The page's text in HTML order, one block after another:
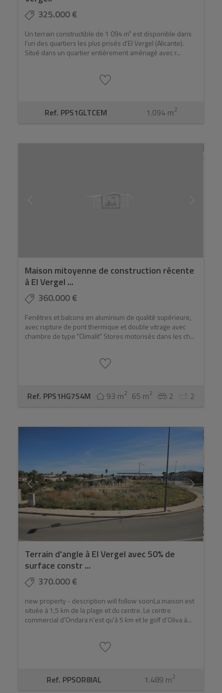
325.000 €
Un terrain constructible de 1 094 m² est disponible dans
l'un des quartiers les plus prisés d'El Vergel (Alicante).
Situé dans un quartier entièrement aménagé avec r...
Ref. PPS1GLTCEM 1.094 m2
Maison mitoyenne de construction récente
à El Vergel ...
360.000 €
Fenêtres et balcons en aluminium de qualité supérieure,
avec rupture de pont thermique et double vitrage avec
chambre de type "Climalit" Stores motorisés dans les ch...
Ref. PPS1HG7S4M 93 m2 65 m2 2 2
Terrain d'angle à El Vergel avec 50% de
surface constr ...
370.000 €
new property - description will follow soonLa maison est
située à 1,5 km de la plage et du centre. Le centre
commercial d'Ondara n'est qu'à 5 km et le golf d'Oliva à...
Ref. PPSOR8IAL 1.489 m2